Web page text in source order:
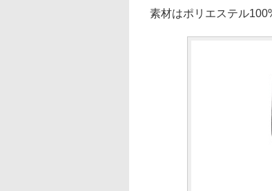
素材はポリエステル